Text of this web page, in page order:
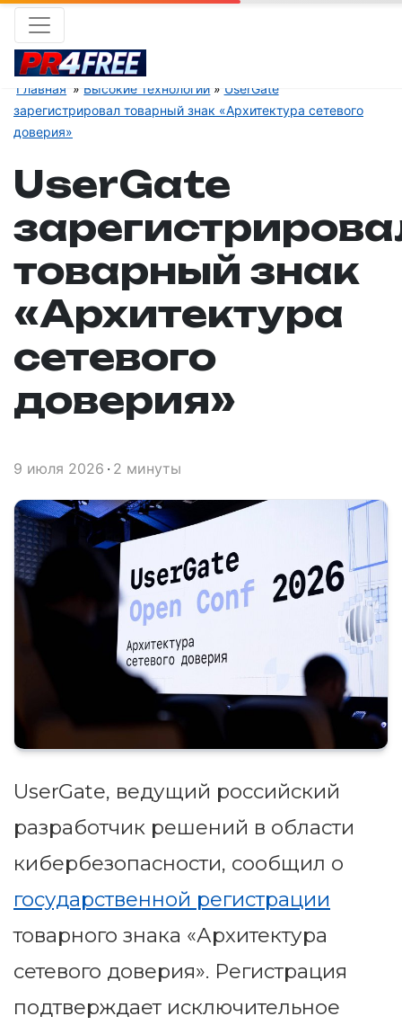
Главная Высокие технологии
UserGate
зарегистрировал товарный знак «Архитектура сетевого
доверия»
UserGate
товарный знак
«Архитектура
сетевого
доверия»
9 июля 2026 2 минуты
UserGate, ведущий российский
разработчик решений в области
кибербезопасности, сообщил о
государственной регистрации
товарного знака «Архитектура
сетевого доверия». Регистрация
подтверждает исключительное